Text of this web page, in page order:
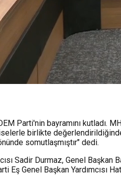
Parti'nin bayramını kutladı.
birlikte
somutlaşmıştır" dedi.
Sadir Durmaz, Genel
Eş Genel Başkan